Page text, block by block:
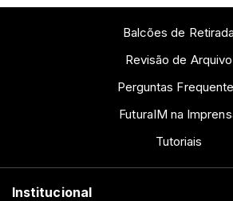
Balcões de Retirada
Revisão de Arquivo
Perguntas
FuturaIM na
Tutoriais
Institucional